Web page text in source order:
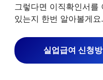
그렇다면 이직확인서를
있는지 한번 알아볼게요.
실업급여 신청